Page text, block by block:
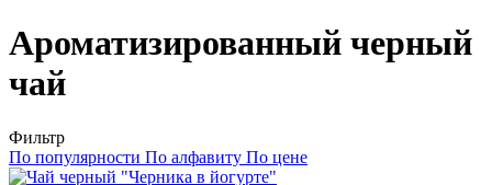
Ароматизированный черный
чай
Фильтр
По популярности По алфавиту По цене